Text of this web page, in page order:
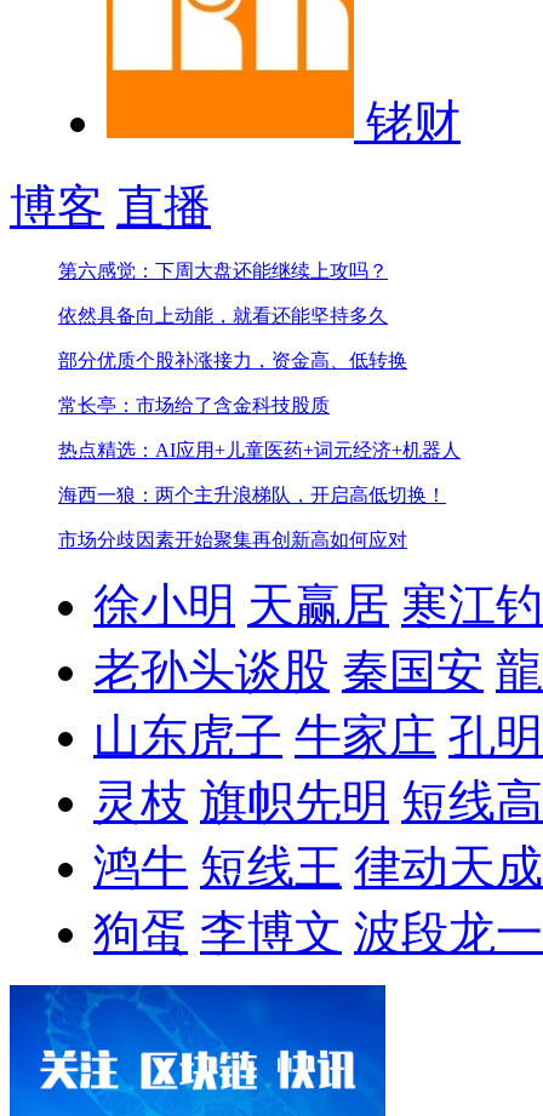
铑财
博客 直播
第六感觉：下周大盘还能继续上攻吗？
依然具备向上动能，就看还能坚持多久
部分优质个股补涨接力，资金高、低转换
常长亭：市场给了含金科技股质
热点精选：AI应用+儿童医药+词元经济+机器人
海西一狼：两个主升浪梯队，开启高低切换！
市场分歧因素开始聚集再创新高如何应对
徐小明 天赢居 寒江
老孙头谈股 秦国安
山东虎子 牛家庄 孔
灵枝 旗帜先明 短线
鸿牛 短线王 律动天成
狗蛋 李博文 波段龙一